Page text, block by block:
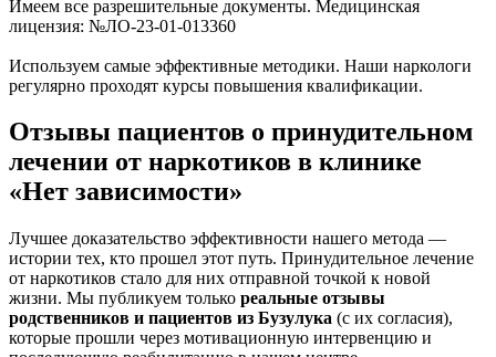
Имеем все разрешительные документы. Медицинская
лицензия: №ЛО-23-01-013360
Используем самые эффективные методики. Наши наркологи
регулярно проходят курсы повышения квалификации.
Отзывы пациентов о принудительном
лечении от наркотиков в клинике
«Нет зависимости»
Лучшее доказательство эффективности нашего метода —
истории тех, кто прошел этот путь. Принудительное лечение
от наркотиков стало для них отправной точкой к новой
жизни. Мы публикуем только реальные отзывы
родственников и пациентов из Бузулука (с их согласия),
которые прошли через мотивационную интервенцию и